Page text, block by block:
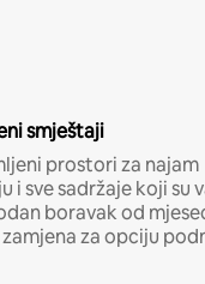
smještaji
prostori za najam
i sve sadržaje koji su
boravak od
za opciju